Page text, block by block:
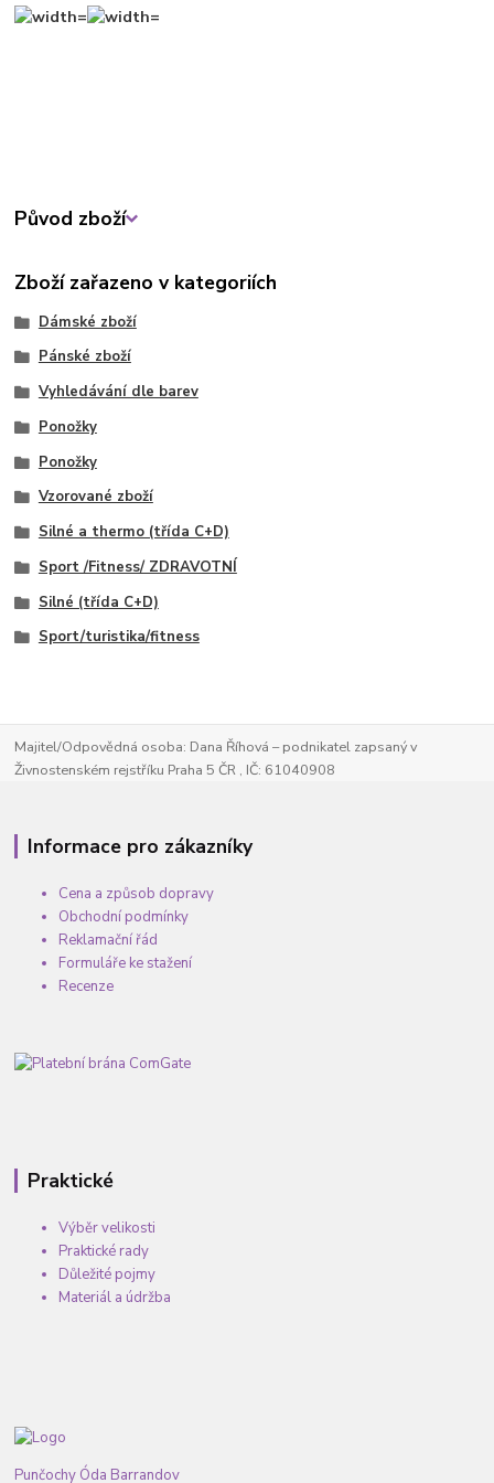
Původ zboží
Zboží zařazeno v kategoriích
Dámské zboží
Pánské zboží
Vyhledávání dle barev
Ponožky
Ponožky
Vzorované zboží
Silné a thermo (třída C+D)
Sport /Fitness/ ZDRAVOTNÍ
Silné (třída C+D)
Sport/turistika/fitness
Majitel/Odpovědná osoba: Dana Říhová – podnikatel zapsaný v
Živnostenském rejstříku Praha 5 ČR , IČ: 61040908
Informace pro zákazníky
Cena a způsob dopravy
Obchodní podmínky
Reklamační řád
Formuláře ke stažení
Recenze
Praktické
Výběr velikosti
Praktické rady
Důležité pojmy
Materiál a údržba
Punčochy Óda Barrandov